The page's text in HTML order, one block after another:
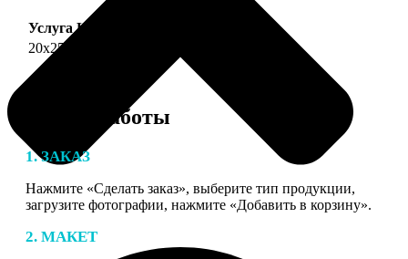
Услуга Цена, руб.
20х25
Этапы работы
1. ЗАКАЗ
Нажмите «Сделать заказ», выберите тип продукции,
загрузите фотографии, нажмите «Добавить в корзину».
2. МАКЕТ